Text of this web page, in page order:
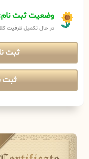
وضعیت ثبت
در حال تکمیل ظرفیت
ثبت
ثبت